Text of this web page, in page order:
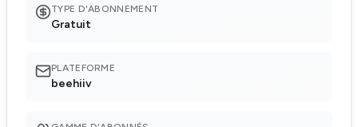
TYPE D'ABONNEMENT
Gratuit
PLATEFORME
beehiiv